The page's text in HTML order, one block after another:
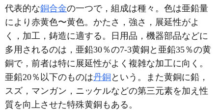
代表的な銅合金の一つで，組成は種々。色は亜鉛量
により赤黄色〜黄色。かたさ，強さ，展延性がよ
く，加工，鋳造に適する。日用品，機器部品などに
多用されるのは，亜鉛30％の7-3黄銅と亜鉛35％の黄
銅で，前者は特に展延性がよく複雑な加工に向く。
亜鉛20％以下のものは丹銅 という。また黄銅に鉛，
スズ，マンガン，ニッケルなどの第三元素を加え性
質を向上させた特殊黄銅もある。